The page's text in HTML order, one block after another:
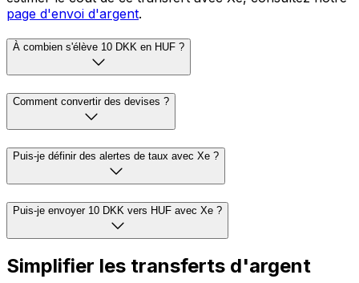
page d'envoi d'argent.
À combien s'élève 10 DKK en HUF ?
Comment convertir des devises ?
Puis-je définir des alertes de taux avec Xe ?
Puis-je envoyer 10 DKK vers HUF avec Xe ?
Simplifier les transferts d'argent